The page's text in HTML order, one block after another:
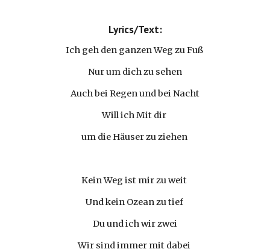
Lyrics/Text:
Ich geh den ganzen Weg zu Fuß
Nur um dich zu sehen
Auch bei Regen und bei Nacht
Will ich Mit dir
um die Häuser zu ziehen
Kein Weg ist mir zu weit
Und kein Ozean zu tief
Du und ich wir zwei
Wir sind immer mit dabei